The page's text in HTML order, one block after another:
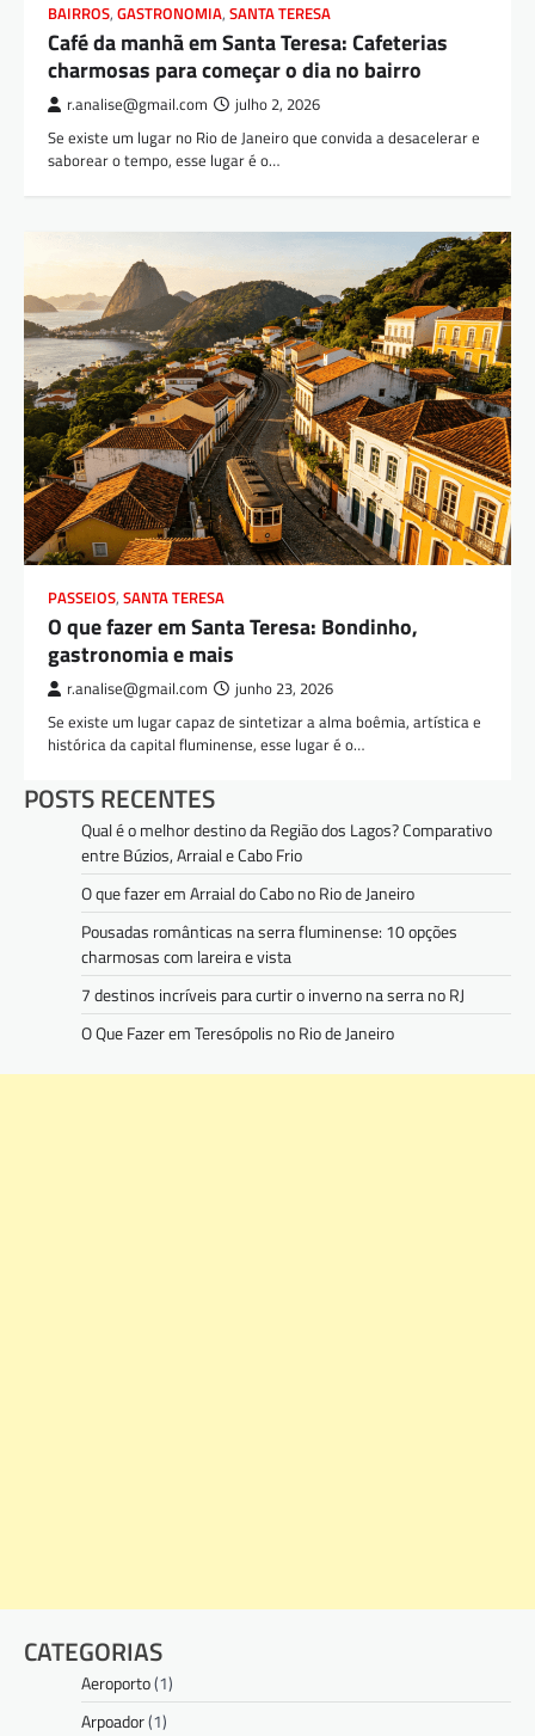
BAIRROS, GASTRONOMIA, SANTA TERESA
Café da manhã em Santa Teresa: Cafeterias
charmosas para começar o dia no bairro
r.analise@gmail.com julho 2, 2026
Se existe um lugar no Rio de Janeiro que convida a desacelerar e
saborear o tempo, esse lugar é o…
PASSEIOS, SANTA TERESA
O que fazer em Santa Teresa: Bondinho,
gastronomia e mais
r.analise@gmail.com junho 23, 2026
Se existe um lugar capaz de sintetizar a alma boêmia, artística e
histórica da capital fluminense, esse lugar é o…
POSTS RECENTES
Qual é o melhor destino da Região dos Lagos? Comparativo
entre Búzios, Arraial e Cabo Frio
O que fazer em Arraial do Cabo no Rio de Janeiro
Pousadas românticas na serra fluminense: 10 opções
charmosas com lareira e vista
7 destinos incríveis para curtir o inverno na serra no RJ
O Que Fazer em Teresópolis no Rio de Janeiro
CATEGORIAS
Aeroporto(1)
Arpoador(1)